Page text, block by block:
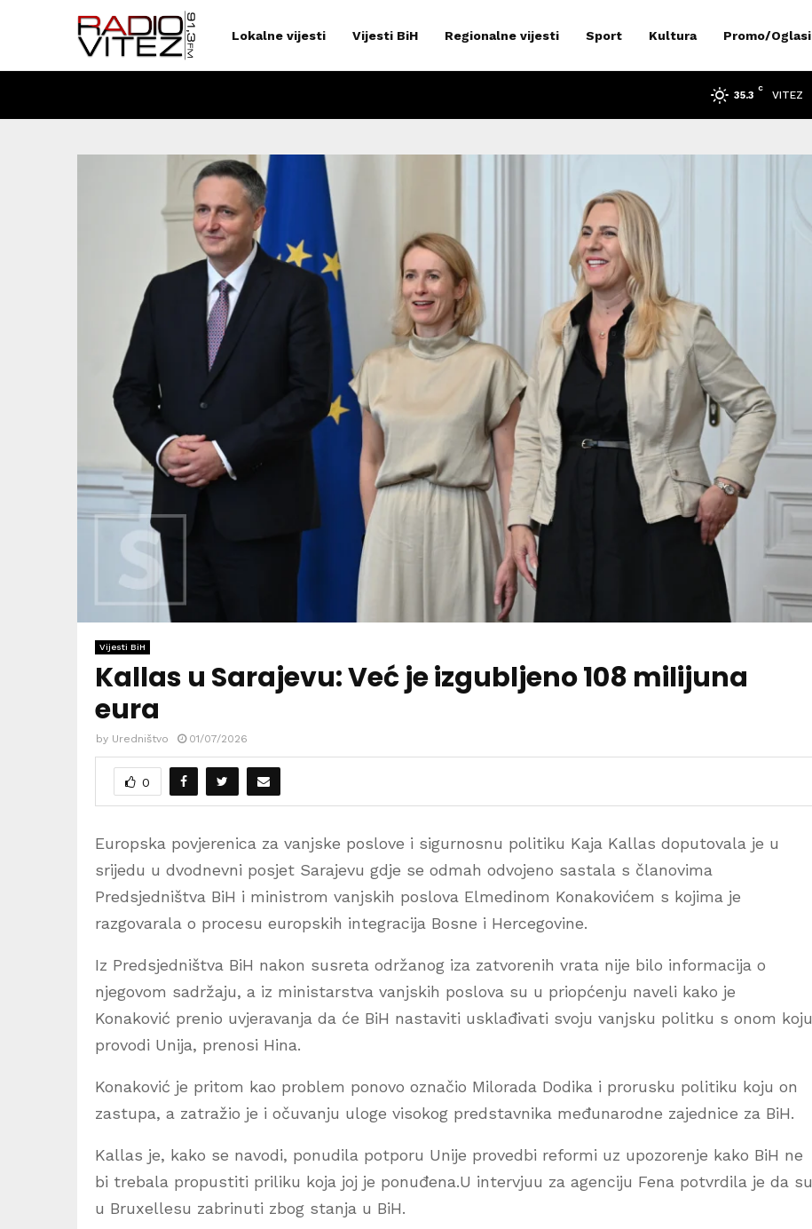
Lokalne vijesti Vijesti BiH Regionalne vijesti Sport Kultura Promo/Oglasi
35.3
C
VITEZ
Vijesti BiH
Kallas u Sarajevu: Već je izgubljeno 108 milijuna
eura
by Uredništvo 01/07/2026
0
Europska povjerenica za vanjske poslove i sigurnosnu politiku Kaja Kallas doputovala je u
srijedu u dvodnevni posjet Sarajevu gdje se odmah odvojeno sastala s članovima
Predsjedništva BiH i ministrom vanjskih poslova Elmedinom Konakovićem s kojima je
razgovarala o procesu europskih integracija Bosne i Hercegovine.
Iz Predsjedništva BiH nakon susreta održanog iza zatvorenih vrata nije bilo informacija o
njegovom sadržaju, a iz ministarstva vanjskih poslova su u priopćenju naveli kako je
Konaković prenio uvjeravanja da će BiH nastaviti usklađivati svoju vanjsku politku s onom koju
provodi Unija, prenosi Hina.
Konaković je pritom kao problem ponovo označio Milorada Dodika i prorusku politiku koju on
zastupa, a zatražio je i očuvanju uloge visokog predstavnika međunarodne zajednice za BiH.
Kallas je, kako se navodi, ponudila potporu Unije provedbi reformi uz upozorenje kako BiH ne
bi trebala propustiti priliku koja joj je ponuđena.U intervjuu za agenciju Fena potvrdila je da su
u Bruxellesu zabrinuti zbog stanja u BiH.